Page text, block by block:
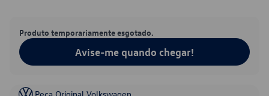
Produto temporariamente esgotado.
Avise-me quando chegar!